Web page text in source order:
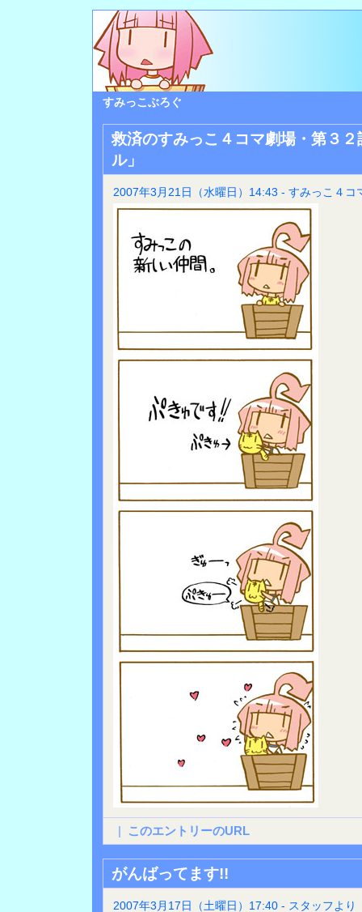
すみっこぶろぐ
救済のすみっこ４コマ劇場・第３
ル」
2007年3月21日（水曜日）14:43 - すみっこ４コ
| このエントリーのURL
がんばってます!!
2007年3月17日（土曜日）17:40 - スタッフより